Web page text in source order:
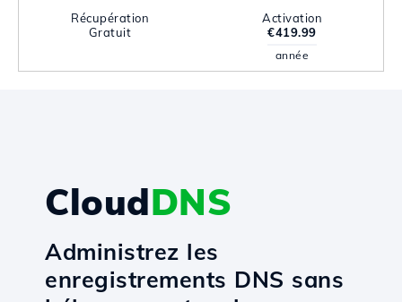
Récupération
Gratuit
Activation
€419.99
année
CloudDNS
Administrez les
enregistrements DNS sans